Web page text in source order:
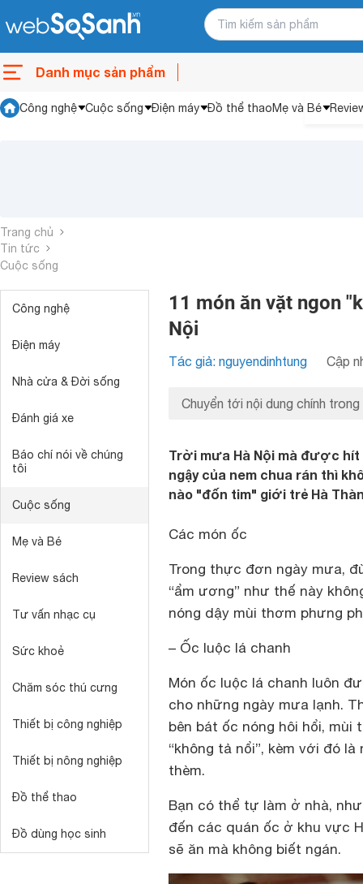
Danh mục sản phẩm
Công nghệ Cuộc sống Điện máy Đồ thể thaoMẹ và Bé
Trang chủ
Tin tức
Cuộc sống
Công nghệ
Điện máy
Nhà cửa & Đời sống
Đánh giá xe
Báo chí nói về chúng
tôi
Cuộc sống
Mẹ và Bé
Review sách
Tư vấn nhạc cụ
Sức khoẻ
Chăm sóc thú cưng
Thiết bị công nghiệp
Thiết bị nông nghiệp
Đồ thể thao
Đồ dùng học sinh
11 món ăn vặt ngon
Nội
Tác giả: nguyendinhtung Cập
Chuyển tới nội dung chính
Trời mưa Hà Nội mà được
ngậy của nem chua rán thì
nào "đốn tim" giới trẻ Hà
Các món ốc
Trong thực đơn ngày mưa,
“ẩm ương” như thế này
nóng dậy mùi thơm phưng
– Ốc luộc lá chanh
Món ốc luộc lá chanh luôn
cho những ngày mưa lạnh.
bên bát ốc nóng hôi hổi, mùi
“không tả nổi”, kèm với đó
thèm.
Bạn có thể tự làm ở nhà,
đến các quán ốc ở khu vực
sẽ ăn mà không biết ngán.